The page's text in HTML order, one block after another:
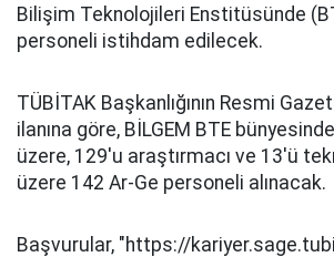
Bilişim Teknolojileri Enstitüsünde
personeli istihdam edilecek.
TÜBİTAK Başkanlığının Resmi
ilanına göre, BİLGEM BTE
üzere, 129'u araştırmacı ve 13'ü
üzere 142 Ar-Ge personeli alınacak.
Başvurular, "https://